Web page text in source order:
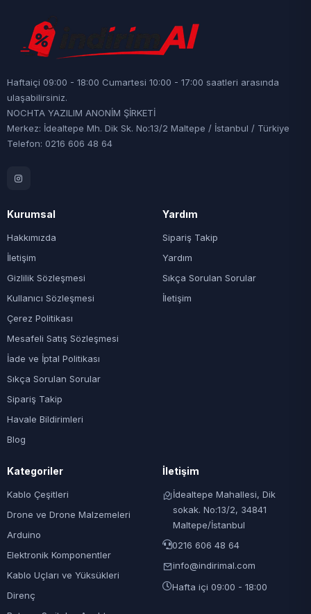
Haftaiçi 09:00 - 18:00 Cumartesi 10:00 - 17:00 saatleri arasında
ulaşabilirsiniz.
NOCHTA YAZILIM ANONİM ŞİRKETİ
Merkez: İdealtepe Mh. Dik Sk. No:13/2 Maltepe / İstanbul / Türkiye
Telefon: 0216 606 48 64
Kurumsal
Hakkımızda
İletişim
Gizlilik Sözleşmesi
Kullanıcı Sözleşmesi
Çerez Politikası
Mesafeli Satış Sözleşmesi
İade ve İptal Politikası
Sıkça Sorulan Sorular
Sipariş Takip
Havale Bildirimleri
Blog
Yardım
Sipariş Takip
Yardım
Sıkça Sorulan Sorular
İletişim
Kategoriler
Kablo Çeşitleri
Drone ve Drone Malzemeleri
Arduino
Elektronik Komponentler
Kablo Uçları ve Yüksükleri
Direnç
İletişim
İdealtepe Mahallesi, Dik
sokak. No:13/2, 34841
Maltepe/İstanbul
0216 606 48 64
info@indirimal.com
Hafta içi 09:00 - 18:00